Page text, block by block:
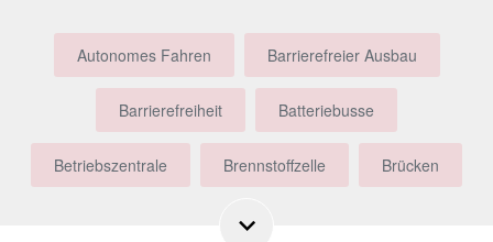
Autonomes Fahren Barrierefreier Ausbau
Barrierefreiheit Batteriebusse
Betriebszentrale Brennstoffzelle Brücken
Busbeschleunigung